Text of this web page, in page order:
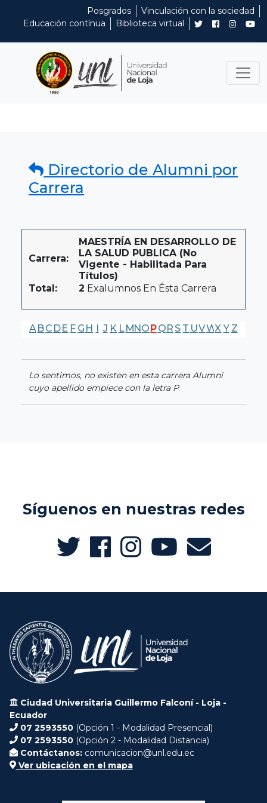
Posgrados
Vinculación con la sociedad
Educación contínua
Biblioteca virtual
Directorio de Alumni por
Carrera
Carrera:
MAESTRÍA EN DESARROLLO DE
LA SALUD PUBLICA (No
Vigente - Habilitada Para
Títulos)
Total:
2 Exalumnos En Ésta Carrera
A BC DE F G H I J K LMNOPQR S T UVWX Y Z
Lo sentimos, no existen en esta carrera Alumni
cuyo apellido empiece con la letra P
Síguenos en nuestras redes
Ciudad Universitaria Guillermo Falconí - Loja -
Ecuador
07 2593550 (Opción 1 - Modalidad Presencial)
07 2593550 (Opción 2 - Modalidad Distancia)
Contáctanos: comunicacion@unl.edu.ec
Ver ubicación en el mapa